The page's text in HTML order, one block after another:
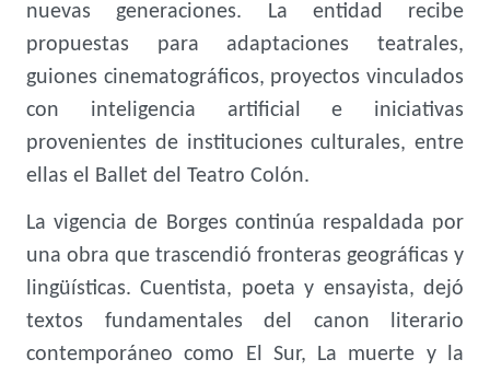
nuevas generaciones. La entidad recibe
propuestas para adaptaciones teatrales,
guiones cinematográficos, proyectos vinculados
con inteligencia artificial e iniciativas
provenientes de instituciones culturales, entre
ellas el Ballet del Teatro Colón.
La vigencia de Borges continúa respaldada por
una obra que trascendió fronteras geográficas y
lingüísticas. Cuentista, poeta y ensayista, dejó
textos fundamentales del canon literario
contemporáneo como El Sur, La muerte y la